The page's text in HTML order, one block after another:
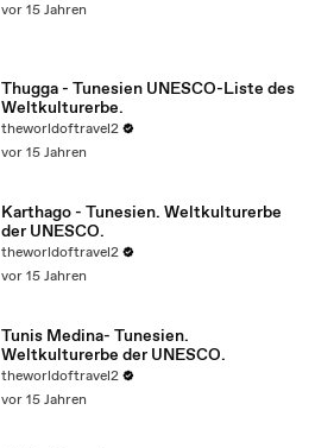
vor 15 Jahren
Thugga - Tunesien UNESCO-Liste des
Weltkulturerbe.
theworldoftravel2
vor 15 Jahren
Karthago - Tunesien. Weltkulturerbe
der UNESCO.
theworldoftravel2
vor 15 Jahren
Tunis Medina- Tunesien.
Weltkulturerbe der UNESCO.
theworldoftravel2
vor 15 Jahren